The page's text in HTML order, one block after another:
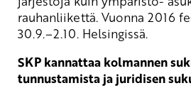
rauhanliikettä. Vuonna 2016
30.9.–2.10. Helsingissä.
SKP kannattaa kolmannen
tunnustamista ja juridisen